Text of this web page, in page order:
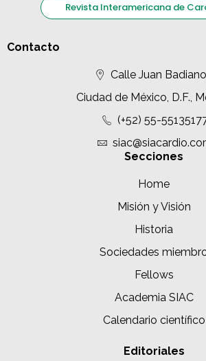
Revista Interamericana de
Contacto
Calle Juan
Ciudad de México, D.F.,
(+52) 55-
Secciones
Home
Misión y Visión
Historia
Sociedades
Fellows
Academia SIAC
Calendario científico
Editoriales